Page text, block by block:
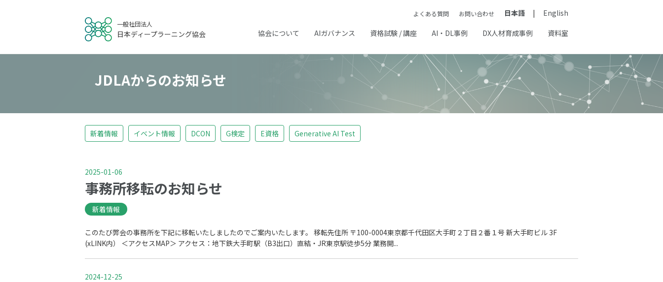
一般社団法人
日本ディープラーニング協会
よくある質問 お問い合わせ 日本語 English
協会について AIガバナンス 資格試験 / 講座 AI・DL事例 DX人材育成事例 資料室
JDLAからのお知らせ
新着情報 イベント情報 DCON G検定 E資格 Generative AI Test
2025-01-06
事務所移転のお知らせ
新着情報
このたび弊会の事務所を下記に移転いたしましたのでご案内いたします。 移転先住所 〒100-0004東京都千代田区大手町２丁目２番１号 新大手町ビル 3F
(xLINK内） ＜アクセスMAP＞ アクセス：地下鉄大手町駅（B3出口）直結・JR東京駅徒歩5分 業務開...
2024-12-25